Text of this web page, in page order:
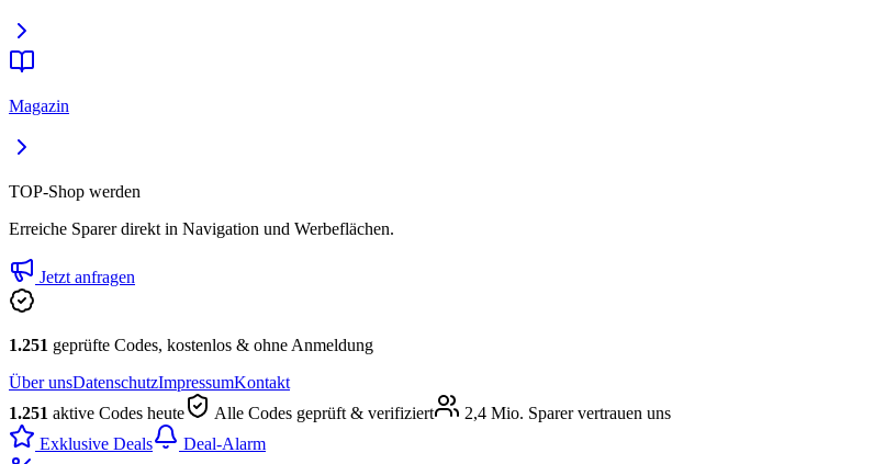
Magazin
TOP-Shop werden
Erreiche Sparer direkt in Navigation und Werbeflächen.
Jetzt anfragen
1.251 geprüfte Codes, kostenlos & ohne Anmeldung
Über unsDatenschutzImpressumKontakt
1.251 aktive Codes heute Alle Codes geprüft & verifiziert
2,4 Mio. Sparer vertrauen uns
Exklusive Deals
Deal-Alarm